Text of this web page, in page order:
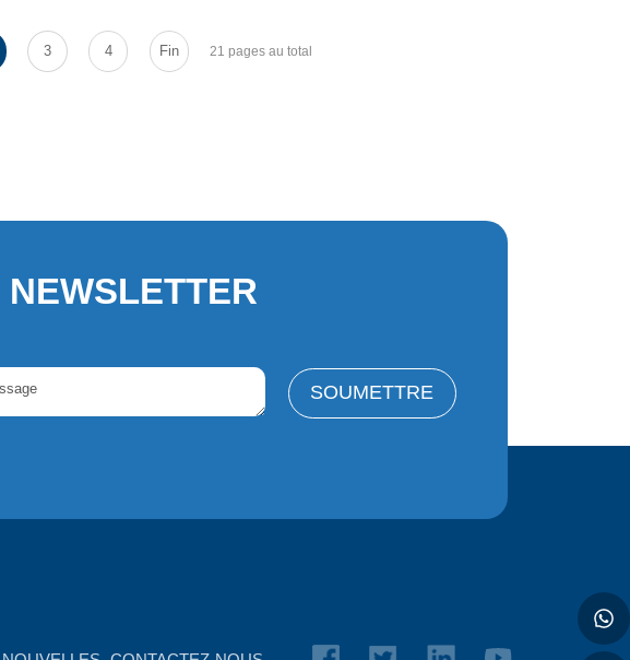
3 4 Fin 21 pages au total
SOUMETTRE